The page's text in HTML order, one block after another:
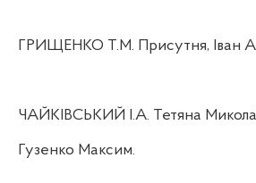
ГРИЩЕНКО Т.М. Присутня, Іван
ЧАЙКІВСЬКИЙ І.А. Тетяна
Гузенко Максим.